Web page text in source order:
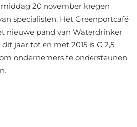
20 november kregen
specialisten. Het Greenportcafé
nieuwe pand van Waterdrinker
jaar tot en met 2015 is € 2,5
ondernemers te ondersteunen